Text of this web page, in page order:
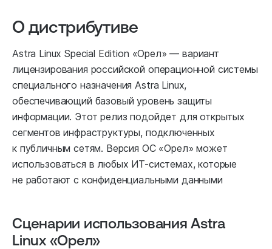
О дистрибутиве
Astra Linux Special Edition «Орел» — вариант
лицензирования российской операционной системы
специального назначения Astra Linux,
обеспечивающий базовый уровень защиты
информации. Этот релиз подойдет для открытых
сегментов инфраструктуры, подключенных
к публичным сетям. Версия ОС «Орел» может
использоваться в любых ИТ-системах, которые
не работают с конфиденциальными данными
Сценарии использования Astra
Linux «Орел»